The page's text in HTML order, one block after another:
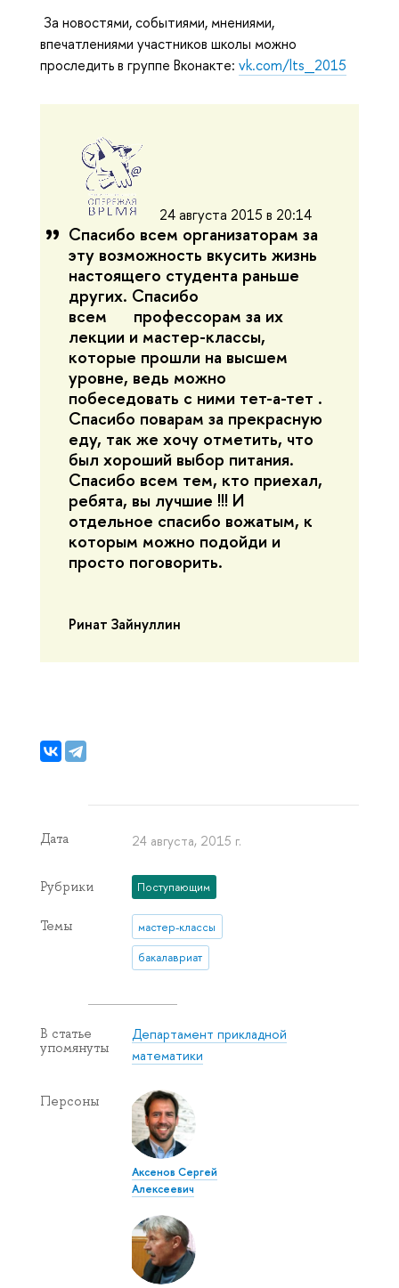
За новостями, событиями, мнениями,
впечатлениями участников школы можно
проследить в группе Вконакте: vk.com/lts_2015
24 августа 2015 в 20:14
Спасибо всем организаторам за
эту возможность вкусить жизнь
настоящего студента раньше
других. Спасибо
всем профессорам за их
лекции и мастер-классы,
которые прошли на высшем
уровне, ведь можно
побеседовать с ними тет-а-тет .
Спасибо поварам за прекрасную
еду, так же хочу отметить, что
был хороший выбор питания.
Спасибо всем тем, кто приехал,
ребята, вы лучшие !!! И
отдельное спасибо вожатым, к
которым можно подойди и
просто поговорить.
Ринат Зайнуллин
Дата 24 августа, 2015 г.
Рубрики Поступающим
Темы мастер-классы
бакалавриат
В статье
упомянуты
Департамент прикладной
математики
Персоны
Аксенов Сергей
Алексеевич